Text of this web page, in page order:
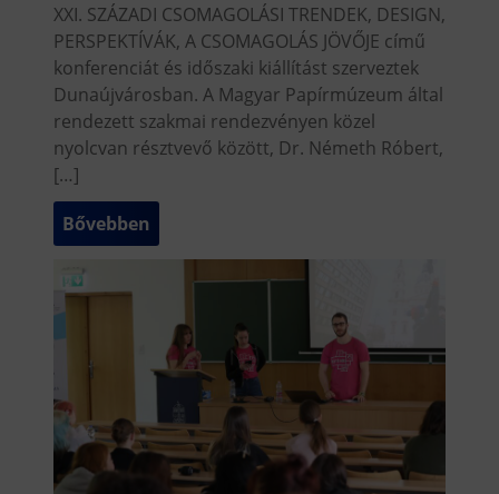
XXI. SZÁZADI CSOMAGOLÁSI TRENDEK, DESIGN,
PERSPEKTÍVÁK, A CSOMAGOLÁS JÖVŐJE című
konferenciát és időszaki kiállítást szerveztek
Dunaújvárosban. A Magyar Papírmúzeum által
rendezett szakmai rendezvényen közel
nyolcvan résztvevő között, Dr. Németh Róbert,
[…]
Bővebben